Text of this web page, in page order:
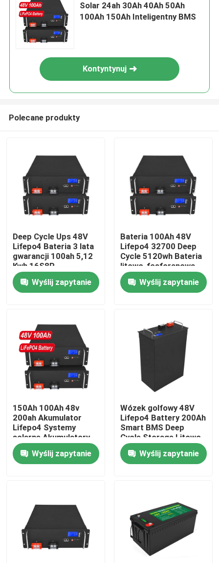
Do domu
Filmy
O nas
Wycieczka po fabryce
Kontrola jakości
Skontaktuj się z nami
Poprosić o wycenę
Solar 24ah 30Ah 40Ah 50Ah
100Ah 150Ah Inteligentny BMS
Kontyntynuj
Polecane produkty
Deep Cycle Ups 48V
Lifepo4 Bateria 3 lata
gwarancji 100ah 5,12
Kwh 16S8P
Wyślij zapytanie
Bateria 100Ah 48V
Lifepo4 32700 Deep
Cycle 5120wh Bateria
litowo-fosforanowa
Wyślij zapytanie
150Ah 100Ah 48v
200ah Akumulator
Lifepo4 Systemy
solarne Akumulatory
głębokiego cyklu
Wyślij zapytanie
Wózek golfowy 48V
Lifepo4 Battery 200Ah
Smart BMS Deep
Cycle Storage Litowo-
jonowy
Wyślij zapytanie